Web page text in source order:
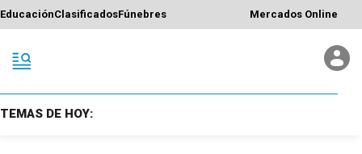
EducaciónClasificadosFúnebres Mercados Online
TEMAS DE HOY: